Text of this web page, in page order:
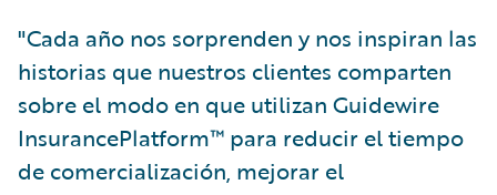
"Cada año nos sorprenden y nos inspiran las
historias que nuestros clientes comparten
sobre el modo en que utilizan Guidewire
InsurancePlatform™ para reducir el tiempo
de comercialización, mejorar el